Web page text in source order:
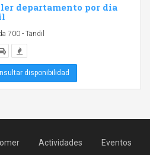
departamento por dia
700 - Tandil
disponibilidad
Actividades Eventos